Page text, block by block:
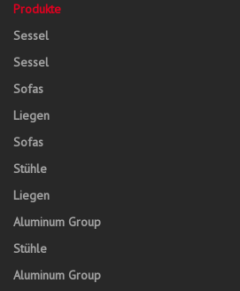
Produkte
Sessel
Sessel
Sofas
Liegen
Sofas
Stühle
Liegen
Aluminum Group
Stühle
Aluminum Group